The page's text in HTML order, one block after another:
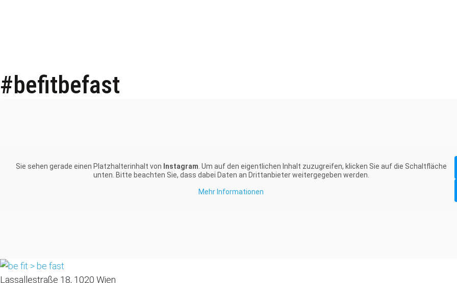
#befitbefast
Sie sehen gerade einen Platzhalterinhalt von Instagram . Um auf den eigentlichen Inhalt zuzugreifen, klicken Sie auf die Schaltfläche
unten. Bitte beachten Sie, dass dabei Daten an Drittanbieter weitergegeben werden.
Mehr Informationen
Lassallestraße 18, 1020 Wien